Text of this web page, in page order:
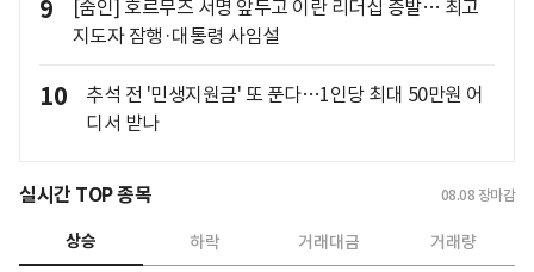
9
[줌인] 호르무즈 서명 앞두고 이란 리더십 증발… 최고
지도자 잠행·대통령 사임설
10
추석 전 '민생지원금' 또 푼다…1인당 최대 50만원 어
디서 받나
실시간 TOP 종목 08.08 장마감
상승 하락 거래대금 거래량